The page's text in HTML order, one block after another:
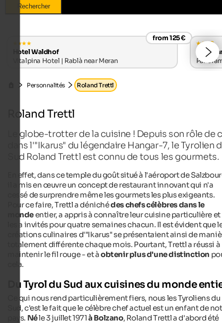
Rechercher
from 125 €
Hotel Waldhof
Vitalpina Hotel | Rablà near Meran
s
Personnalités Roland Trettl
Roland Trettl
Le globe-trotter de la cuisine ! Depuis son rôle de
dans l'"Ikarus" du légendaire Hangar-7, le Tyrolien
Sud Roland Trettl est connu de tous les gourmets.
En effet, dans ce temple du goût situé à l'aéroport de
il a mis en œuvre un concept de restaurant innovant qui n'a
cessé de surprendre même les gourmets les plus exigeants.
Pour ce faire, Trettl a dénichédes chefs célèbres dans le
mondeentier, a appris à connaître leur cuisine particulière et
les a invités pour quatre semaines chacun. Il est évident que
créations culinaires d'"Ikarus" se présentaient ainsi de
totalement différente chaque mois. Pourtant, Trettl a réussi à
maintenir le fil rouge - et àobtenir plus d'une distinction
cela.
Du Tyrol du Sud aux cuisines du monde
Ce qui nous rend particulièrement fiers, nous les Tyroliens du
Sud, c'est le fait que le célèbre chef actuel est un enfant de
pays. Néle 3 juillet 1971à Bolzano, Roland Trettl a d'abord été